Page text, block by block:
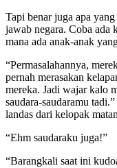
Tapi benar juga apa
jawab negara. Coba ada
mana ada anak-anak
“Permasalahannya,
pernah merasakan
mereka. Jadi wajar kalo
saudara-saudaramu
landas dari kelopak
“Ehm saudaraku juga!”
“Barangkali saat ini